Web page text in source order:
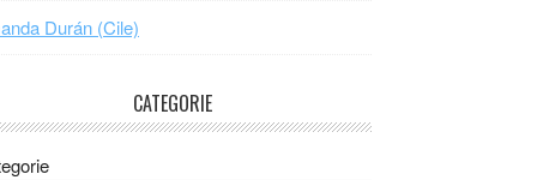
Durán (Cile)
CATEGORIE